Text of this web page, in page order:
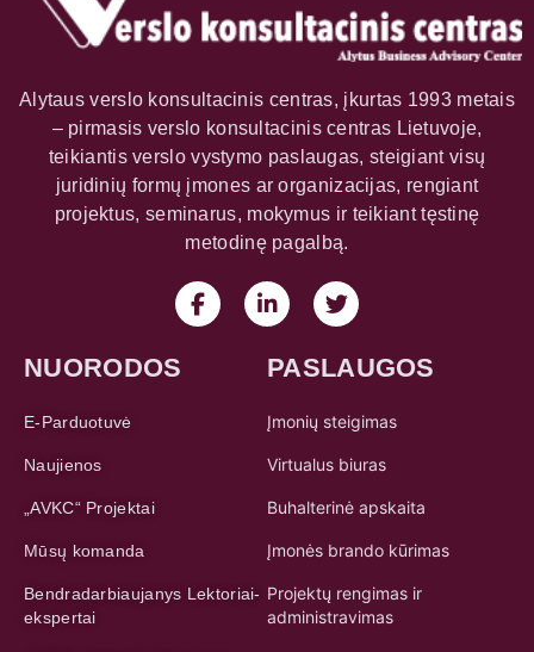
Alytaus verslo konsultacinis centras, įkurtas 1993 metais
– pirmasis verslo konsultacinis centras Lietuvoje,
teikiantis verslo vystymo paslaugas, steigiant visų
juridinių formų įmones ar organizacijas, rengiant
projektus, seminarus, mokymus ir teikiant tęstinę
metodinę pagalbą.
NUORODOS
E-Parduotuvė
Naujienos
„AVKC“ Projektai
Mūsų komanda
Bendradarbiaujanys Lektoriai-
ekspertai
PASLAUGOS
Įmonių steigimas
Virtualus biuras
Buhalterinė apskaita
Įmonės brando kūrimas
Projektų rengimas ir
administravimas